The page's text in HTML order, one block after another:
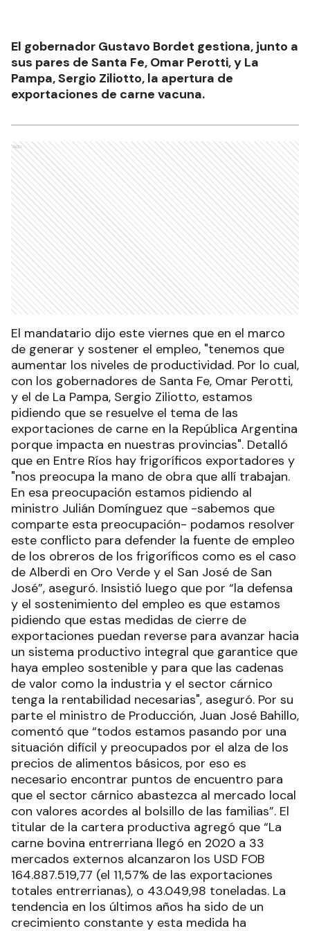
El gobernador Gustavo Bordet gestiona, junto a
sus pares de Santa Fe, Omar Perotti, y La
Pampa, Sergio Ziliotto, la apertura de
exportaciones de carne vacuna.
Ads
El mandatario dijo este viernes que en el marco
de generar y sostener el empleo, "tenemos que
aumentar los niveles de productividad. Por lo cual,
con los gobernadores de Santa Fe, Omar Perotti,
y el de La Pampa, Sergio Ziliotto, estamos
pidiendo que se resuelve el tema de las
exportaciones de carne en la República Argentina
porque impacta en nuestras provincias". Detalló
que en Entre Ríos hay frigoríficos exportadores y
"nos preocupa la mano de obra que allí trabajan.
En esa preocupación estamos pidiendo al
ministro Julián Domínguez que -sabemos que
comparte esta preocupación- podamos resolver
este conflicto para defender la fuente de empleo
de los obreros de los frigoríficos como es el caso
de Alberdi en Oro Verde y el San José de San
José”, aseguró. Insistió luego que por “la defensa
y el sostenimiento del empleo es que estamos
pidiendo que estas medidas de cierre de
exportaciones puedan reverse para avanzar hacia
un sistema productivo integral que garantice que
haya empleo sostenible y para que las cadenas
de valor como la industria y el sector cárnico
tenga la rentabilidad necesarias", aseguró. Por su
parte el ministro de Producción, Juan José Bahillo,
comentó que “todos estamos pasando por una
situación difícil y preocupados por el alza de los
precios de alimentos básicos, por eso es
necesario encontrar puntos de encuentro para
que el sector cárnico abastezca al mercado local
con valores acordes al bolsillo de las familias”. El
titular de la cartera productiva agregó que “La
carne bovina entrerriana llegó en 2020 a 33
mercados externos alcanzaron los USD FOB
164.887.519,77 (el 11,57% de las exportaciones
totales entrerrianas), o 43.049,98 toneladas. La
tendencia en los últimos años ha sido de un
crecimiento constante y esta medida ha